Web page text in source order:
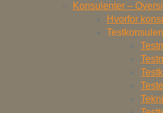
Konsulenter –
Hvorfor